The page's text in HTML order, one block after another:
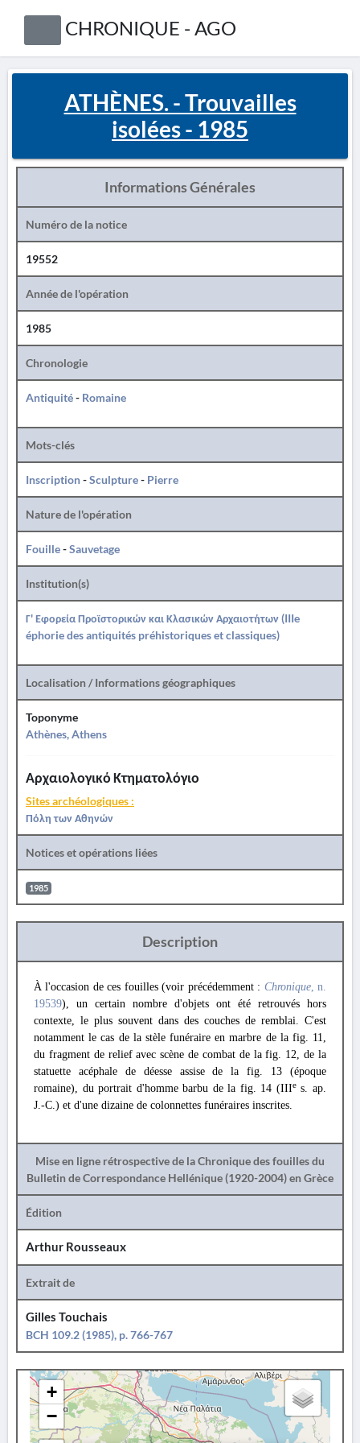
CHRONIQUE - AGO
ATHÈNES. - Trouvailles
isolées - 1985
Informations Générales
Numéro de la notice
19552
Année de l'opération
1985
Chronologie
Antiquité- Romaine
Mots-clés
Inscription-Sculpture- Pierre
Nature de l'opération
Fouille-Sauvetage
Institution(s)
Γ' Εφορεία Προϊστορικών και Κλασικών Αρχαιοτήτων (IIIe
éphorie des antiquités préhistoriques et classiques)
Localisation / Informations géographiques
Toponyme
Athènes, Athens
Αρχαιολογικό Κτηματολόγιο
Sites archéologiques :
Πόλη των Αθηνών
Notices et opérations liées
1985
Description
À l'occasion de ces fouilles (voir précédemment : Chronique, n.
19539), un certain nombre d'objets ont été retrouvés hors
contexte, le plus souvent dans des couches de remblai. C'est
notamment le cas de la stèle funéraire en marbre de la fig. 11,
du fragment de relief avec scène de combat de la fig. 12, de la
statuette acéphale de déesse assise de la fig. 13 (époque
romaine), du portrait d'homme barbu de la fig. 14 (IIIes. ap.
J.-C.) et d'une dizaine de colonnettes funéraires inscrites.
Mise en ligne rétrospective de la Chronique des fouilles du
Bulletin de Correspondance Hellénique (1920-2004) en Grèce
Édition
Arthur Rousseaux
Extrait de
Gilles Touchais
BCH 109.2 (1985), p. 766-767
+
−